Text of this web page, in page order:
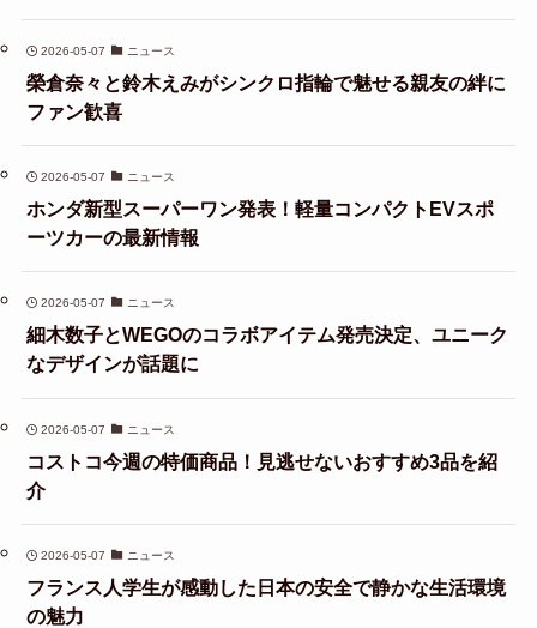
2026-05-07 ニュース
榮倉奈々と鈴木えみがシンクロ指輪で魅せる親友の絆に
ファン歓喜
2026-05-07 ニュース
ホンダ新型スーパーワン発表！軽量コンパクトEVスポ
ーツカーの最新情報
2026-05-07 ニュース
細木数子とWEGOのコラボアイテム発売決定、ユニーク
なデザインが話題に
2026-05-07 ニュース
コストコ今週の特価商品！見逃せないおすすめ3品を紹
介
2026-05-07 ニュース
フランス人学生が感動した日本の安全で静かな生活環境
の魅力